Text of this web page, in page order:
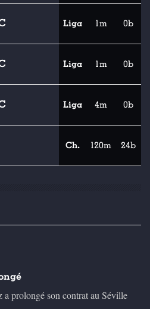
Liga 1m 0b
Liga 1m 0b
Liga 4m 0b
Ch. 120m 24b
a prolongé son contrat au Séville